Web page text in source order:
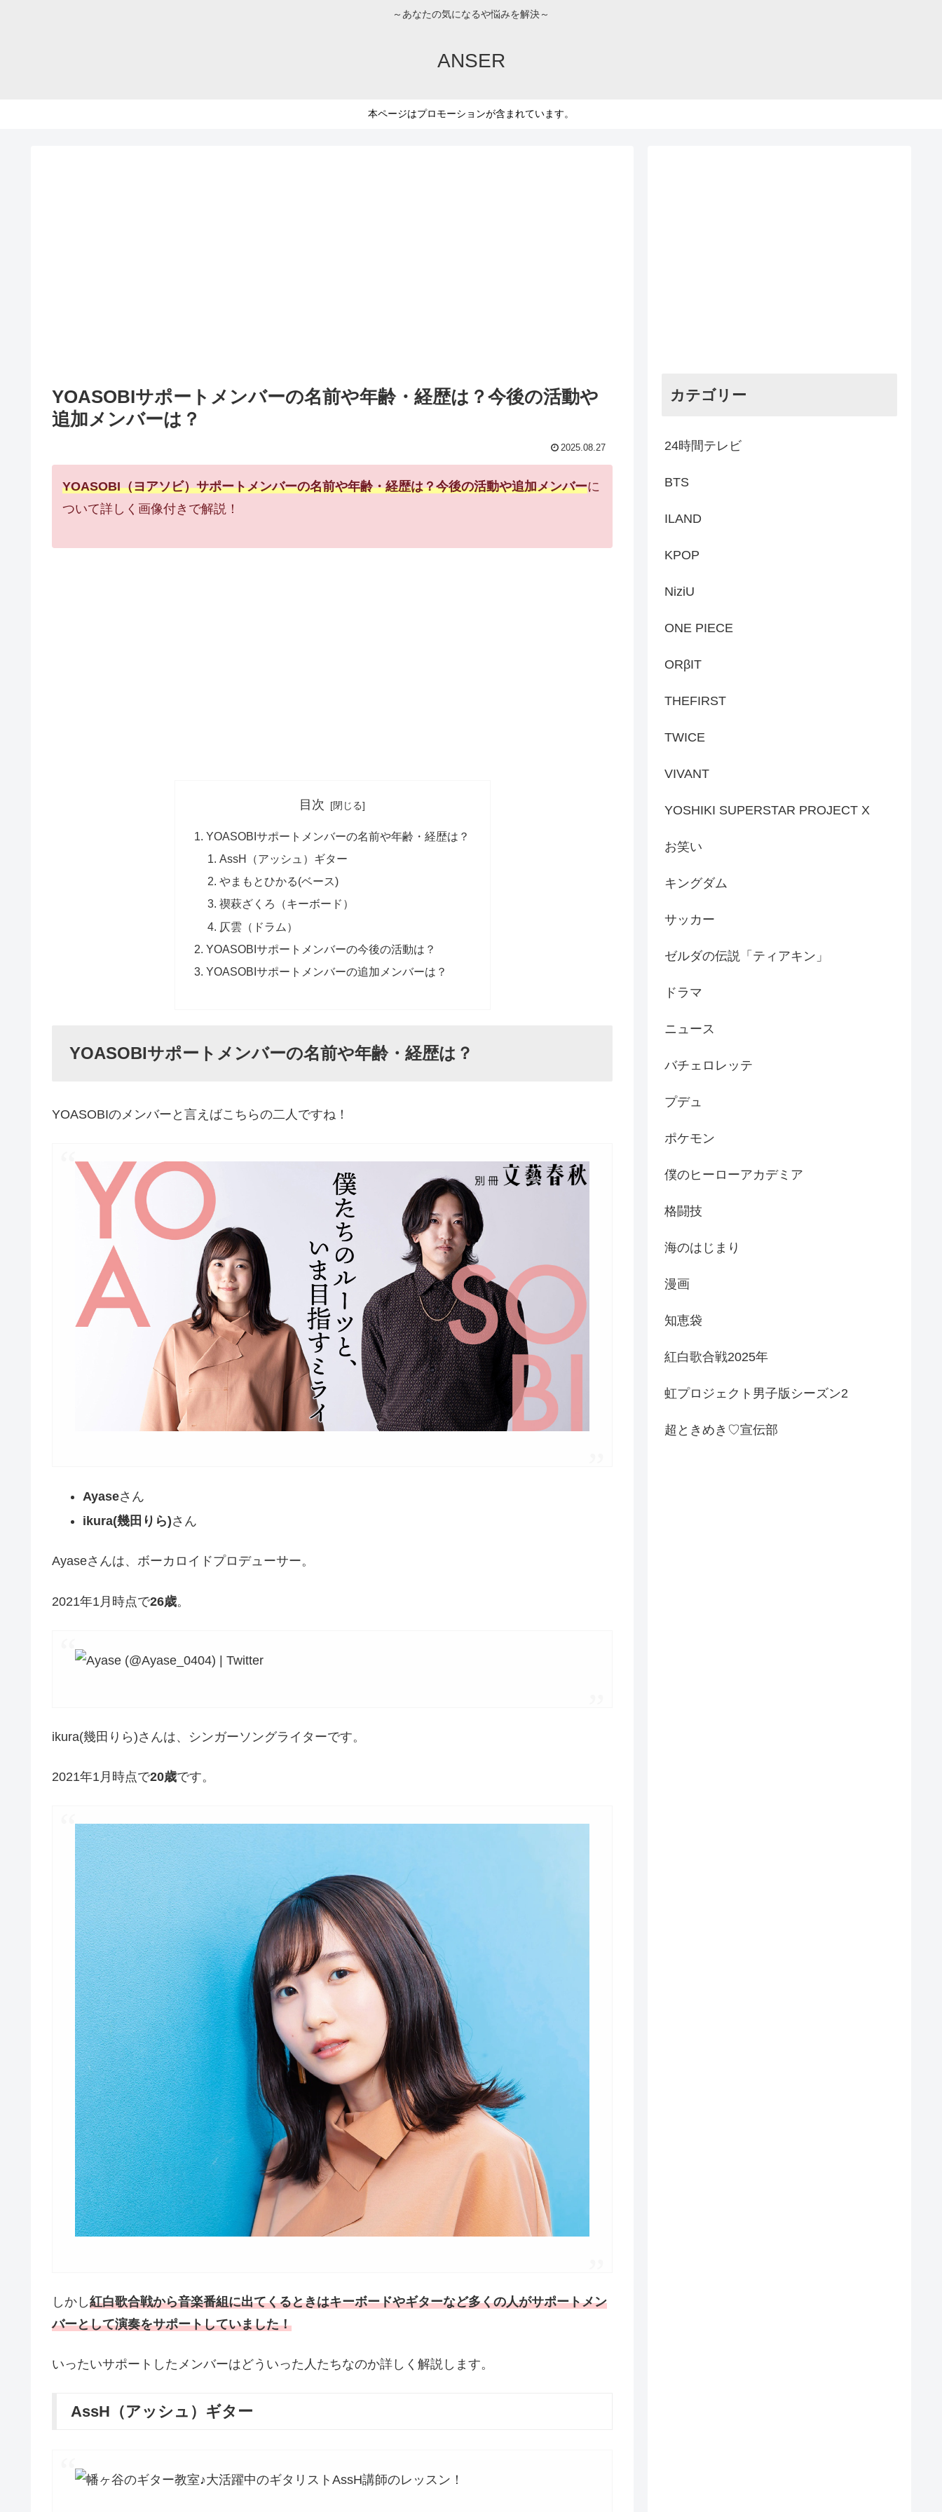
～あなたの気になるや悩みを解決～
ANSER
本ページはプロモーションが含まれています。
YOASOBIサポートメンバーの名前や年齢・経歴は？今後の活動や
追加メンバーは？
2025.08.27
YOASOBI（ヨアソビ）サポートメンバーの名前や年齢・経歴は？今後の活動や追加メンバーに
ついて詳しく画像付きで解説！
目次
YOASOBIサポートメンバーの名前や年齢・経歴は？
AssH（アッシュ）ギター
やまもとひかる(ベース)
禊萩ざくろ（キーボード）
仄雲（ドラム）
YOASOBIサポートメンバーの今後の活動は？
YOASOBIサポートメンバーの追加メンバーは？
YOASOBIサポートメンバーの名前や年齢・経歴は？
YOASOBIのメンバーと言えばこちらの二人ですね！
Ayaseさん
ikura(幾田りら)さん
Ayaseさんは、ボーカロイドプロデューサー。
2021年1月時点で26歳。
ikura(幾田りら)さんは、シンガーソングライターです。
2021年1月時点で20歳です。
しかし紅白歌合戦から音楽番組に出てくるときはキーボードやギターなど多くの人がサポートメン
バーとして演奏をサポートしていました！
いったいサポートしたメンバーはどういった人たちなのか詳しく解説します。
AssH（アッシュ）ギター
カテゴリー
24時間テレビ
BTS
ILAND
KPOP
NiziU
ONE PIECE
ORβIT
THEFIRST
TWICE
VIVANT
YOSHIKI SUPERSTAR PROJECT X
お笑い
キングダム
サッカー
ゼルダの伝説「ティアキン」
ドラマ
ニュース
バチェロレッテ
プデュ
ポケモン
僕のヒーローアカデミア
格闘技
海のはじまり
漫画
知恵袋
紅白歌合戦2025年
虹プロジェクト男子版シーズン2
超ときめき♡宣伝部